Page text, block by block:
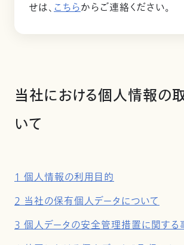
せは、こちらからご連絡ください。
当社における個人情報の
いて
1 個人情報の利用目的
2 当社の保有個人データについて
3 個人データの安全管理措置に関する